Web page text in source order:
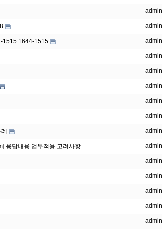
admin
admin
1515 1644-1515 admin
admin
admin
admin
admin
admin
admin
응답내용 업무적용 고려사항 admin
admin
admin
admin
admin
admin